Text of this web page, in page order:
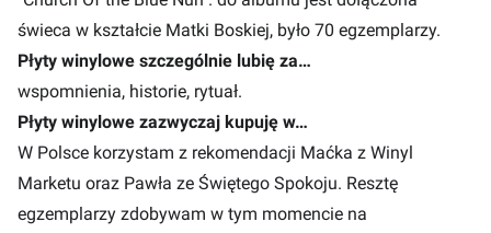
świeca w kształcie Matki Boskiej, było 70 egzemplarzy.
Płyty winylowe szczególnie lubię za…
wspomnienia, historie, rytuał.
Płyty winylowe zazwyczaj kupuję w…
W Polsce korzystam z rekomendacji Maćka z Winyl
Marketu oraz Pawła ze Świętego Spokoju. Resztę
egzemplarzy zdobywam w tym momencie na